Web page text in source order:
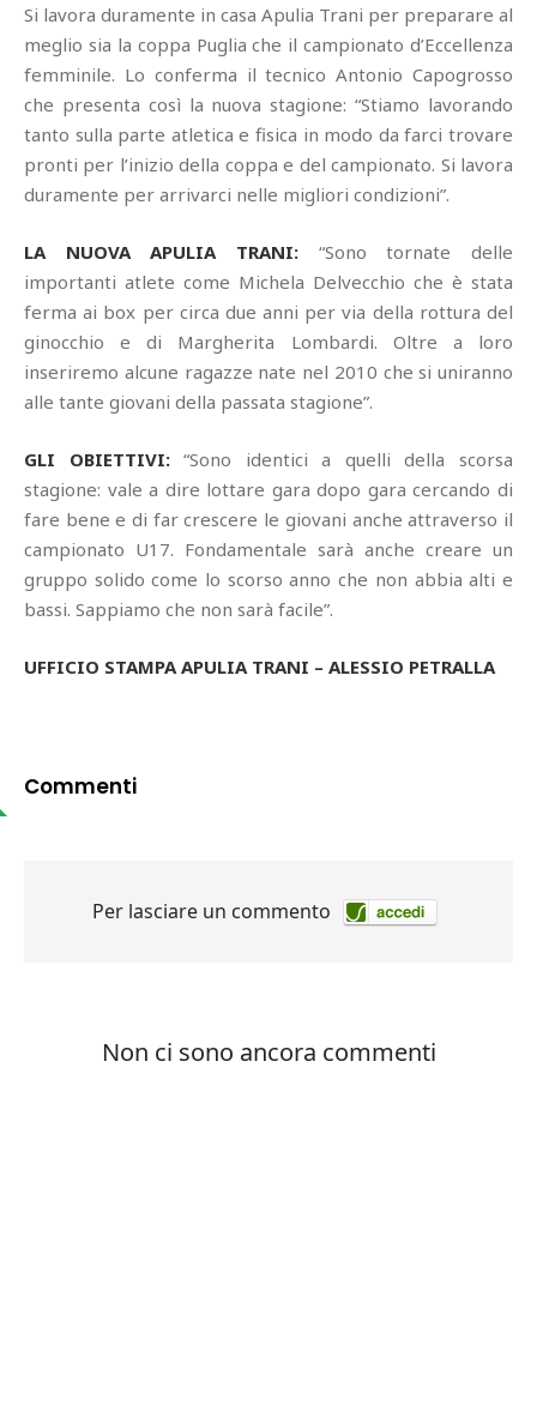
Si lavora duramente in casa Apulia Trani per preparare al
meglio sia la coppa Puglia che il campionato d’Eccellenza
femminile. Lo conferma il tecnico Antonio Capogrosso
che presenta così la nuova stagione: “Stiamo lavorando
tanto sulla parte atletica e fisica in modo da farci trovare
pronti per l’inizio della coppa e del campionato. Si lavora
duramente per arrivarci nelle migliori condizioni”.
LA NUOVA APULIA TRANI: “Sono tornate delle
importanti atlete come Michela Delvecchio che è stata
ferma ai box per circa due anni per via della rottura del
ginocchio e di Margherita Lombardi. Oltre a loro
inseriremo alcune ragazze nate nel 2010 che si uniranno
alle tante giovani della passata stagione”.
GLI OBIETTIVI:“Sono identici a quelli della scorsa
stagione: vale a dire lottare gara dopo gara cercando di
fare bene e di far crescere le giovani anche attraverso il
campionato U17. Fondamentale sarà anche creare un
gruppo solido come lo scorso anno che non abbia alti e
bassi. Sappiamo che non sarà facile”.
UFFICIO STAMPA APULIA TRANI – ALESSIO PETRALLA
Commenti